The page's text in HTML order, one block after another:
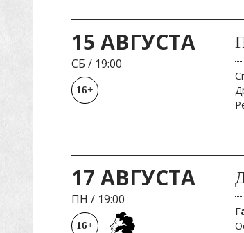
15 АВГУСТА
СБ / 19:00
16+
17 АВГУСТА
ПН / 19:00
16+